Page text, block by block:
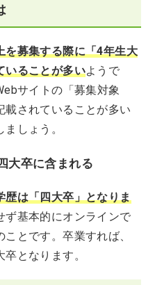
を募集する際に「4年生大
いることが多いようで
サイトの「募集対象
載されていることが多い
しょう。
大卒に含まれる
歴は「四大卒」となりま
ず基本的にオンラインで
とです。卒業すれば、
となります。